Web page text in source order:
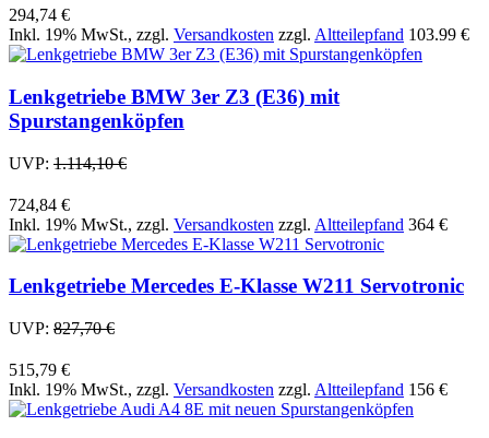
294,74 €
Inkl. 19% MwSt., zzgl. Versandkosten zzgl. Altteilepfand 103.99 €
Lenkgetriebe BMW 3er Z3 (E36) mit
Spurstangenköpfen
UVP: 1.114,10 €
724,84 €
Inkl. 19% MwSt., zzgl. Versandkosten zzgl. Altteilepfand 364 €
Lenkgetriebe Mercedes E-Klasse W211 Servotronic
UVP: 827,70 €
515,79 €
Inkl. 19% MwSt., zzgl. Versandkosten zzgl. Altteilepfand 156 €